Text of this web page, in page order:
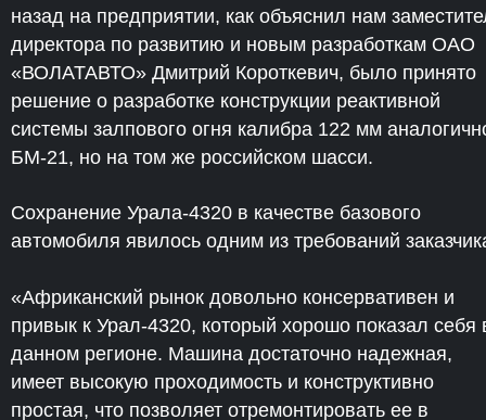
назад на предприятии, как объяснил нам
директора по развитию и новым разработкам ОАО
«ВОЛАТАВТО» Дмитрий Короткевич, было принято
решение о разработке конструкции реактивной
системы залпового огня калибра 122 мм
БМ-21, но на том же российском шасси.
Сохранение Урала-4320 в качестве базового
автомобиля явилось одним из требований
«Африканский рынок довольно консервативен и
привык к Урал-4320, который хорошо показал себя
данном регионе. Машина достаточно надежная,
имеет высокую проходимость и конструктивно
простая, что позволяет отремонтировать ее в